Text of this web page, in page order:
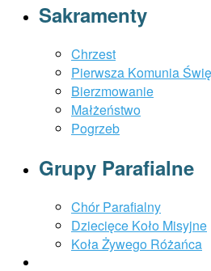
Sakramenty
Chrzest
Pierwsza Komunia
Bierzmowanie
Małżeństwo
Pogrzeb
Grupy Parafialne
Chór Parafialny
Dziecięce Koło Misyjne
Koła Żywego Różańca